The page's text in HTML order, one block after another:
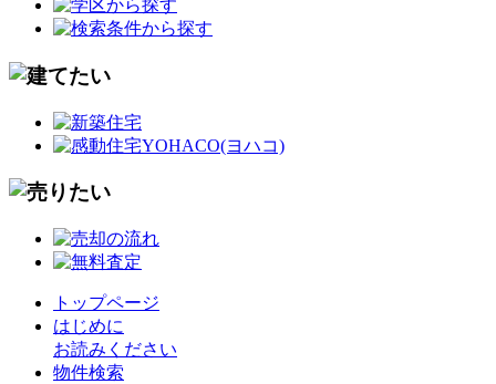
トップページ
はじめに
お読みください
物件検索